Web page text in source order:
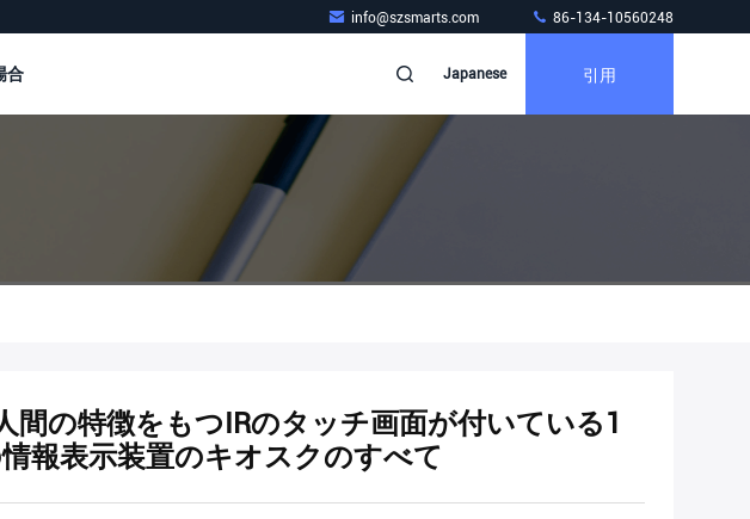
info@szsmarts.com 86-134-10560248
合 Japanese 引用
間の特徴をもつIRのタッチ画面が付いている1
報表示装置のキオスクのすべて